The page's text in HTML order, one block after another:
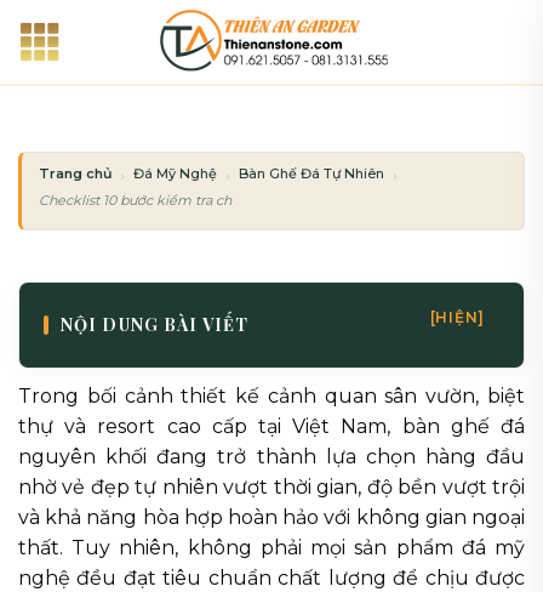
qua
Trang chủ Đá Mỹ Nghệ
Bàn Ghế Đá Tự Nhiên
Checklist 10 bước kiểm tra chất lượng trước khi nhận bàn ghế đá nguyên
NỘI DUNG BÀI VIẾT [HIỆN]
Trong bối cảnh thiết kế cảnh quan sân vườn, biệt
thự và resort cao cấp tại Việt Nam, bàn ghế đá
nguyên khối đang trở thành lựa chọn hàng đầu
nhờ vẻ đẹp tự nhiên vượt thời gian, độ bền vượt trội
và khả năng hòa hợp hoàn hảo với không gian ngoại
thất. Tuy nhiên, không phải mọi sản phẩm đá mỹ
nghệ đều đạt tiêu chuẩn chất lượng để chịu được